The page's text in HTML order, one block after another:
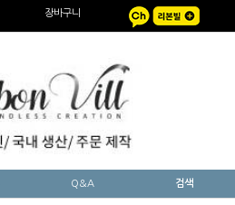
장바구니
Q&A 검색